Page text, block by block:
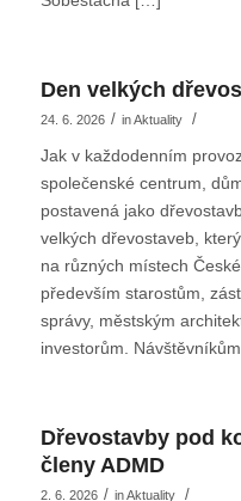
Den velkých
24. 6. 2026 / inAktuality /
Jak v každodenním
společenské centrum,
postavená jako
velkých dřevostaveb,
na různých místech
především starostům,
správy, městským
investorům.
Dřevostavby pod
členy ADMD
2. 6. 2026 / inAktuality /